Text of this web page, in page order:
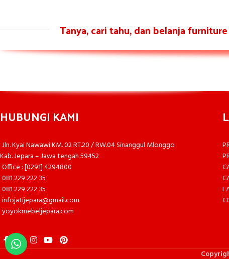
Tanya, cari tahu, dan belanja
HUBUNGI KAMI
Jln. Kyai Nawawi KM. 02 RT.20 / RW.04 Sinanggul Mlonggo
Kab. Jepara – Jawa tengah 59452
Office : [0291] 4294800
081 229 222 35
081 229 222 35
infojatijepara@gmail.com
yoyokmebeljepara.com